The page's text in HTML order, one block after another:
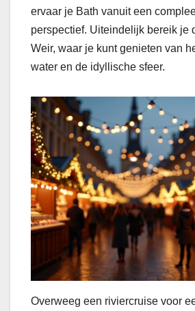
ervaar je Bath vanuit een
perspectief. Uiteindelijk bereik je
Weir, waar je kunt genieten van
water en de idyllische sfeer.
Overweeg een riviercruise voor